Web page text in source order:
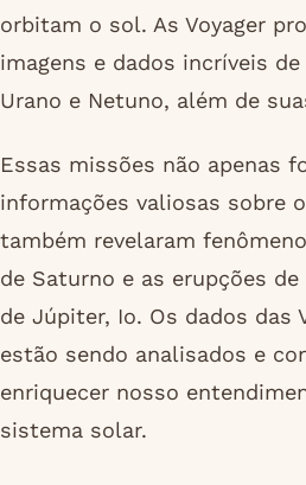
orbitam o sol. As Voyager
imagens e dados incríveis
Urano e Netuno, além de
Essas missões não apenas
informações valiosas sobre
também revelaram
de Saturno e as erupções
de Júpiter, Io. Os dados das
estão sendo analisados e
enriquecer nosso
sistema solar.